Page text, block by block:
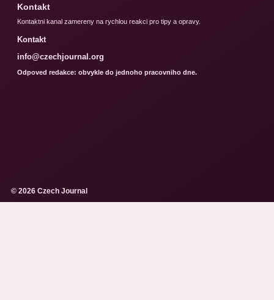
Kontakt
Kontaktni kanal zamereny na rychlou reakci pro tipy a opravy.
Kontakt
info@czechjournal.org
Odpoved redakce: obvykle do jednoho pracovniho dne.
© 2026 Czech Journal